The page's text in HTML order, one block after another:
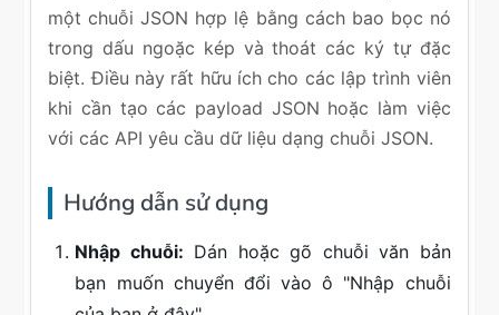
một chuỗi JSON hợp lệ bằng cách bao bọc nó
trong dấu ngoặc kép và thoát các ký tự đặc
biệt. Điều này rất hữu ích cho các lập trình viên
khi cần tạo các payload JSON hoặc làm việc
với các API yêu cầu dữ liệu dạng chuỗi JSON.
Hướng dẫn sử dụng
Nhập chuỗi: Dán hoặc gõ chuỗi văn bản
bạn muốn chuyển đổi vào ô "Nhập chuỗi